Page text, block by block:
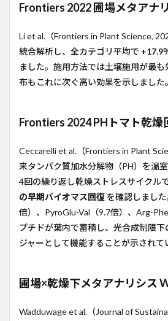
加水分
アミノ
（PH）
3.2
② 海藻
抽出物
Ecklonia
3.3
③
腐植酸・
（HA/FA）
3.4
④ 微生
物（PGPR・
AMF・
Trichoderma・
Bacillus）
⑤ 無
ベタ
Frontiers 2022 圃場メタアナ
Li et al.（Frontiers in Plant Science,
統合解析し、全カテゴリ平均で +17.9
ました。施用方法では土壌施用が最
布もこれに次ぐ高い効果を示しました。
Frontiers 2024 PHトマト乾燥
Ceccarelli et al.（Frontiers in Plant
来タンパク質加水分解物（PH）を温
4回の繰り返し乾燥ストレスサイクル
の早期バイオマス回復 を確認しまし
倍）、PyroGlu-Val（9.7倍）、Arg-
プチドが葉内で蓄積し、光合成制限下
ジャーとして機能することが示されて
圃場×乾燥下メタアナリシス
Wadduwage et al.（Journal of